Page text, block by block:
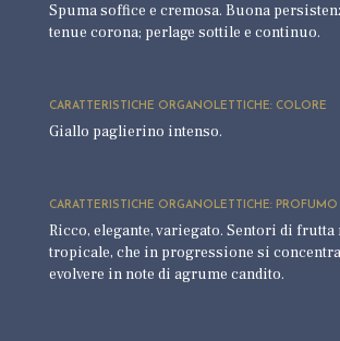
Spuma soffice e cremosa. Buona
tenue corona; perlage sottile e continuo.
CARATTERISTICHE ORGANOLETTICHE: COLORE
Giallo paglierino intenso.
CARATTERISTICHE ORGANOLETTICHE: PROFUMO
Ricco, elegante, variegato. Sentori di
tropicale, che in progressione si
evolvere in note di agrume candito.